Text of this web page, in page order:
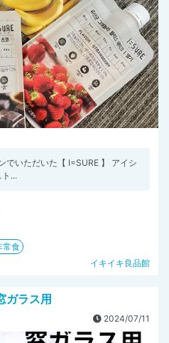
でいただいた【 I=SURE 】 アイシ
...
常食
イキイキ良品館
ガラス用
2024/07/11